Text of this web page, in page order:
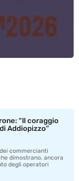
“Il coraggio
Addiopizzo”
commercianti
dimostrano, ancora
degli operatori